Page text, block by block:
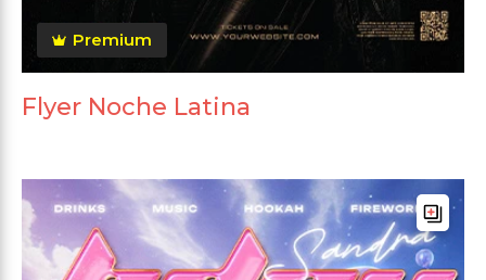
Premium
Flyer Noche Latina